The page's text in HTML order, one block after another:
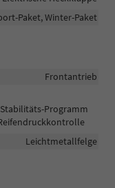
Paket, Winter-Paket
Frontantrieb
Programm
Leichtmetallfelge